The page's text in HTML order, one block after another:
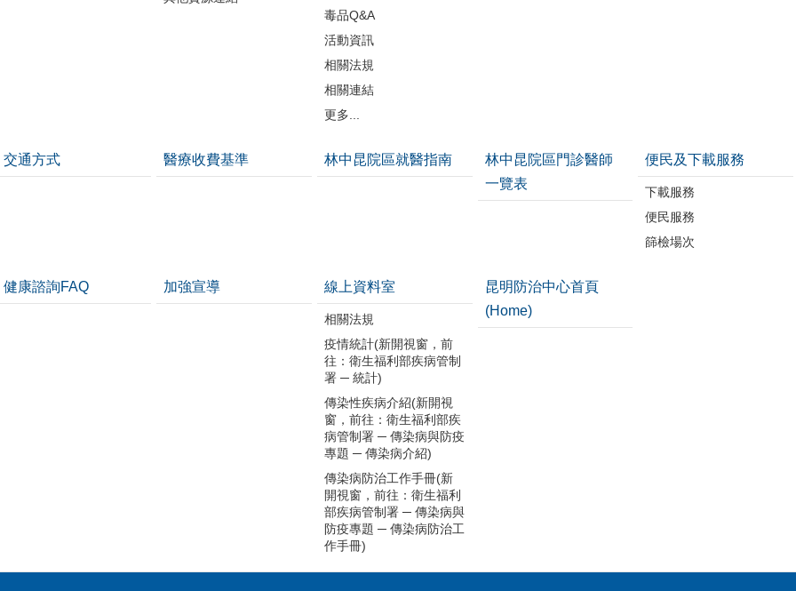
毒品Q&A
活動資訊
相關法規
相關連結
更多...
交通方式 醫療收費基準 林中昆院區就醫指南
林中昆院區門診醫師
一覽表
便民及下載服務
下載服務
便民服務
篩檢場次
健康諮詢FAQ 加強宣導 線上資料室
相關法規
疫情統計(新開視窗，前
往：衛生福利部疾病管制
署 ─ 統計)
傳染性疾病介紹(新開視
窗，前往：衛生福利部疾
病管制署 ─ 傳染病與防疫
專題 ─ 傳染病介紹)
傳染病防治工作手冊(新
開視窗，前往：衛生福利
部疾病管制署 ─ 傳染病與
防疫專題 ─ 傳染病防治工
作手冊)
昆明防治中心首頁
(Home)